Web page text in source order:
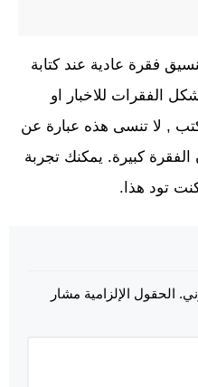
فقرة عادية عند كتابة
الفقرات للاخبار او
, لا تنسى هذه عبارة عن
كبيرة. يمكنك تجربة
تود هذا.
الحقول الإلزامية مشار